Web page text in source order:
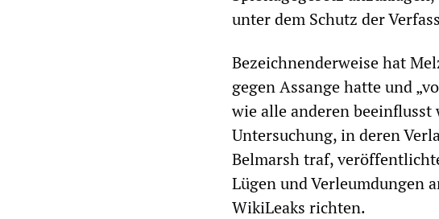
unter dem Schutz der
Bezeichnenderweise hat
gegen Assange hatte und
wie alle anderen beeinflusst
Untersuchung, in deren
Belmarsh traf,
Lügen und Verleumdungen
WikiLeaks richten.